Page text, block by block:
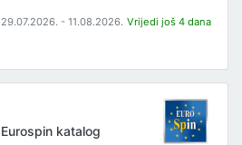
29.07.2026. - 11.08.2026. Vrijedi još 4 dana
Eurospin katalog